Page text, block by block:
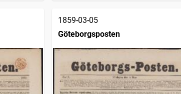
1859-03-05
Göteborgsposten